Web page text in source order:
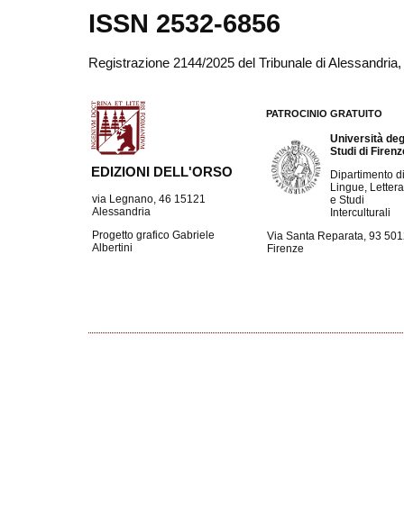
ISSN 2532-6856
Registrazione 2144/2025 del Tribunale di
EDIZIONI DELL'ORSO
via Legnano, 46 15121
Alessandria
Progetto grafico Gabriele
Albertini
PATROCINIO GRATUITO
Università
Studi di
Dipartimento
Lingue,
e Studi
Interculturali
Via Santa Reparata, 93
Firenze